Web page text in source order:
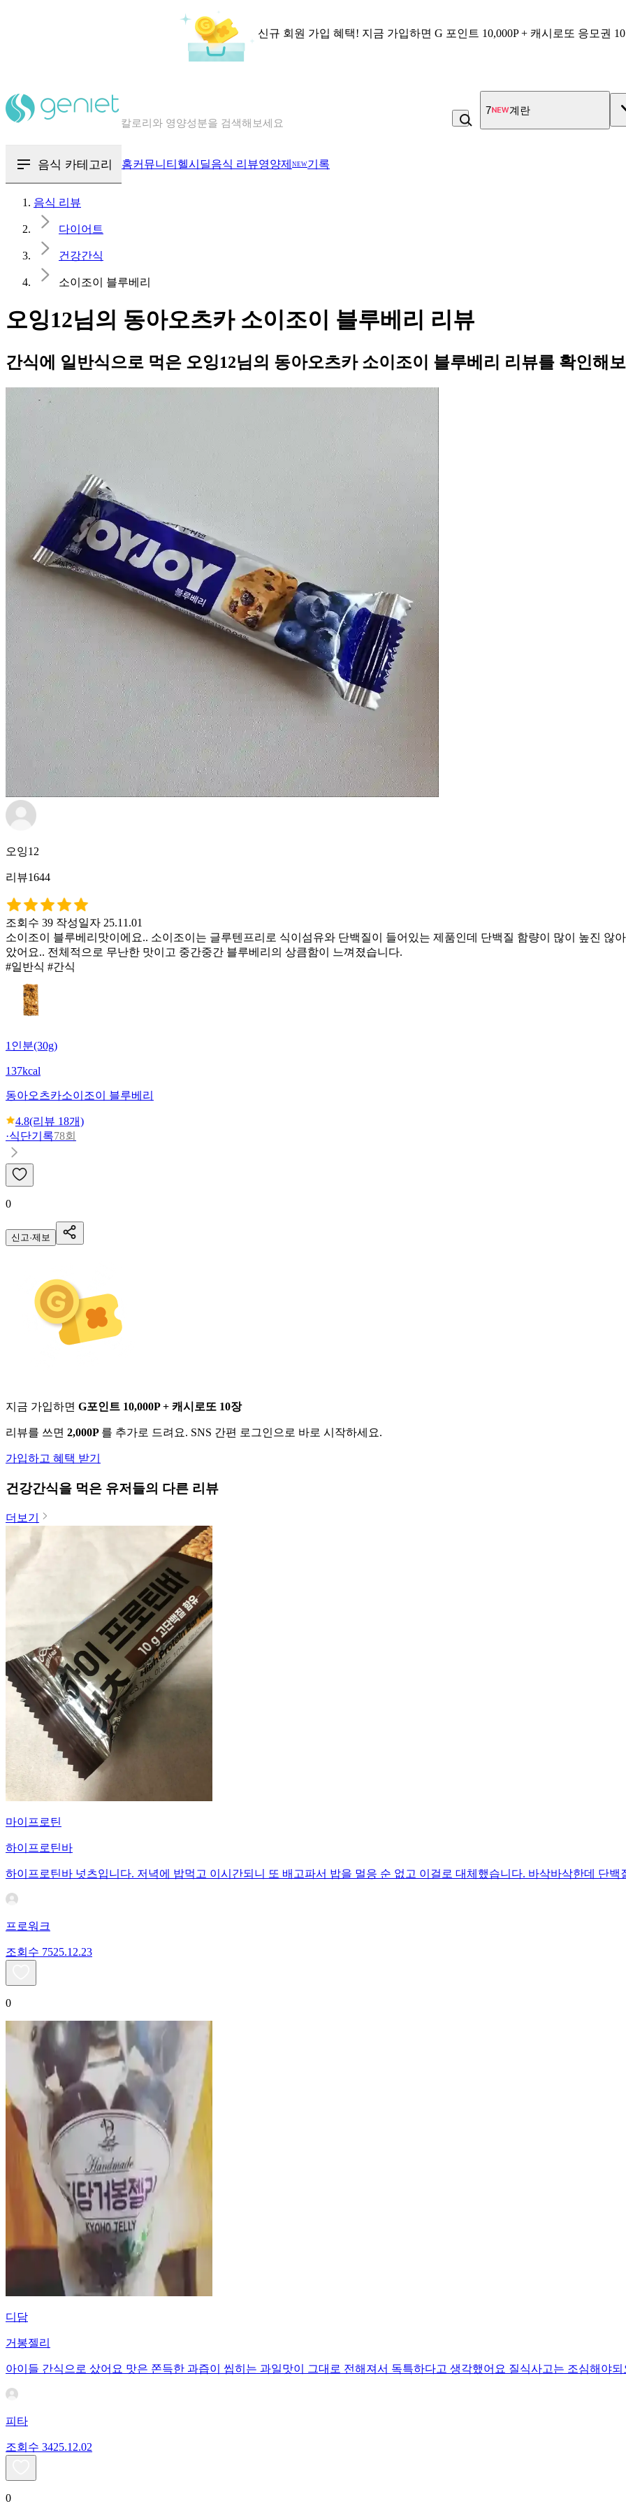
신규 회원 가입 혜택! 지금 가입하면 G 포인트 10,000P + 캐시로또 응모권
혈당 · 다이어트 음식 검색해보세요
7 계란
음식 카테고리 홈커뮤니티 헬시딜음식 리뷰영양제 NEW기록
음식 리뷰
다이어트
건강간식
소이조이 블루베리
오잉12님의 동아오츠카 소이조이 블루베리 리뷰
간식에 일반식으로 먹은 오잉12님의 동아오츠카 소이조이 블루베리 리뷰를 확인해
오잉12
리뷰1644
조회수 39 작성일자 25.11.01
소이조이 블루베리맛이에요.. 소이조이는 글루텐프리로 식이섬유와 단백질이 들어있는 제품인데 단백질 함량이 많이 높진 않
았어요.. 전체적으로 무난한 맛이고 중간중간 블루베리의 상큼함이 느껴졌습니다.
#일반식 #간식
1인분(30g)
137kcal
동아오츠카소이조이 블루베리
4.8(리뷰 18개)
·식단기록78회
0
신고·제보
지금 가입하면 G포인트 10,000P + 캐시로또 10장
리뷰를 쓰면 2,000P 를 추가로 드려요. SNS 간편 로그인으로 바로 시작하세요.
가입하고 혜택 받기
건강간식을 먹은 유저들의 다른 리뷰
더보기
마이프로틴
하이프로틴바
하이프로틴바 넛츠입니다. 저녁에 밥먹고 이시간되니 또 배고파서 밥을 멀응 순 없고 이걸로 대체했습니다. 바삭바삭한데 단
프로워크
조회수 7525.12.23
0
디담
거봉젤리
아이들 간식으로 샀어요 맛은 쫀득한 과즙이 씹히는 과일맛이 그대로 전해져서 독특하다고 생각했어요 질식사고는 조심해야되
피타
조회수 3425.12.02
0